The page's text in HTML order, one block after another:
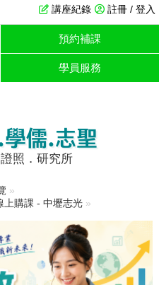
註冊 / 登入
講座紀錄
預約補課
學員服務
儒.志聖
照．研究所
»
上購課 - 中壢志光 »